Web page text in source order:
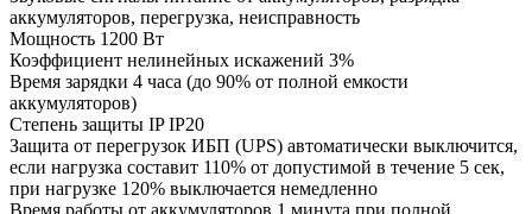
аккумуляторов, перегрузка, неисправность
Мощность 1200 Вт
Коэффициент нелинейных искажений 3%
Время зарядки 4 часа (до 90% от полной емкости
аккумуляторов)
Степень защиты IP IP20
Защита от перегрузок ИБП (UPS) автоматически выключится,
если нагрузка составит 110% от допустимой в течение 5 сек,
при нагрузке 120% выключается немедленно
Время работы от аккумуляторов 1 минута при полной